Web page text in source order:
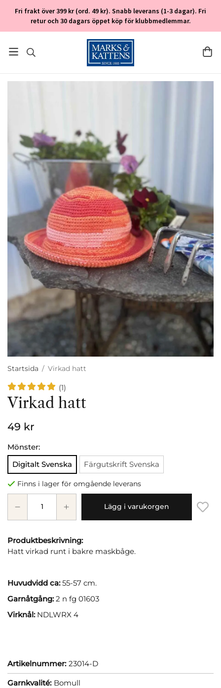
Fri frakt över 399 kr (ord. 49 kr). Snabb leverans (1-3 dagar). Fri
retur och 30 dagars öppet köp för klubbmedlemmar.
Startsida / Virkad hatt
(1)
Virkad hatt
49 kr
Mönster:
Digitalt Svenska
Färgutskrift Svenska
Finns i lager för omgående leverans
Lägg i varukorgen
Produktbeskrivning:
Hatt virkad runt i bakre maskbåge.
Huvudvidd ca:55-57 cm.
Garnåtgång:2 n fg 01603
Virknål:NDLWRX 4
Artikelnummer: 23014-D
Garnkvalité: Bomull